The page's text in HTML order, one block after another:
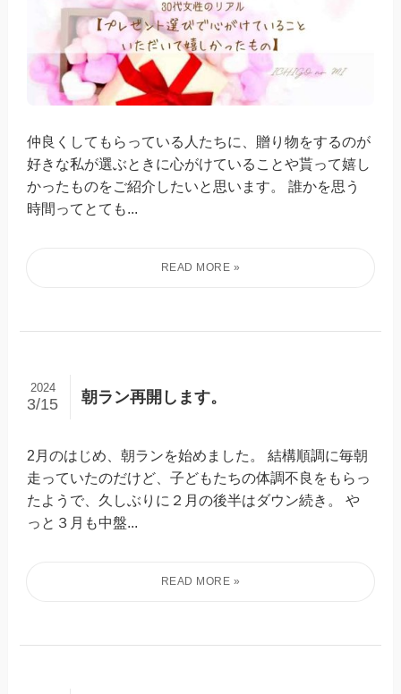
仲良くしてもらっている人たちに、贈り物をするのが
好きな私が選ぶときに心がけていることや貰って嬉し
かったものをご紹介したいと思います。 誰かを思う
時間ってとても...
朝ラン再開します。
2024
3/15
2月のはじめ、朝ランを始めました。 結構順調に毎朝
走っていたのだけど、子どもたちの体調不良をもらっ
たようで、久しぶりに２月の後半はダウン続き。 や
っと３月も中盤...